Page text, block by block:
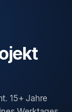
15+ Jahre